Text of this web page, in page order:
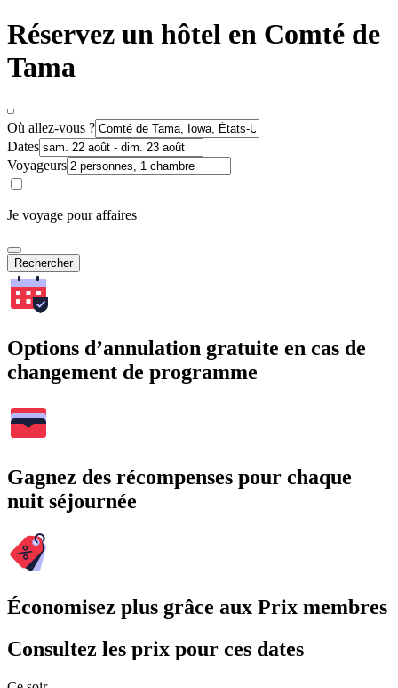
Réservez un hôtel en Comté de
Tama
Où allez-vous ?
Dates
Voyageurs
Je voyage pour affaires
Rechercher
Options d’annulation gratuite en cas de
changement de programme
Gagnez des récompenses pour chaque
nuit séjournée
Économisez plus grâce aux Prix membres
Consultez les prix pour ces dates